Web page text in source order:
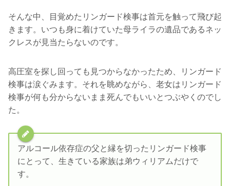
そんな中、目覚めたリンガード検事は首元を触って飛び起
きます。いつも身に着けていた母ライラの遺品であるネッ
クレスが見当たらないのです。
高圧室を探し回っても見つからなかったため、リンガード
検事は涙ぐみます。それを眺めながら、老女はリンガード
検事が何も分からないまま死んでもいいとつぶやくのでし
た。
アルコール依存症の父と縁を切ったリンガード検事
にとって、生きている家族は弟ウィリアムだけで
す。